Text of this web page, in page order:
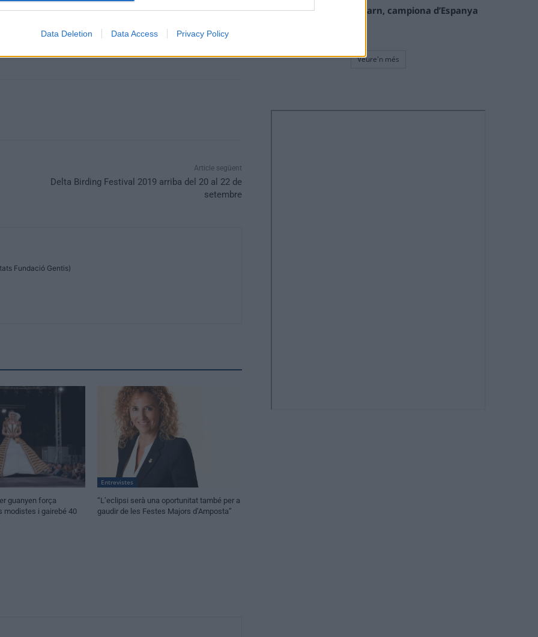
Data Deletion Data Access Privacy Policy
Article següent
Delta Birding Festival 2019 arriba del 20 al 22 de
setembre
Fundació Gentis)
guanyen força
modistes i gairebé 40
Entrevistes
“L’eclipsi serà una oportunitat també per a
gaudir de les Festes Majors d’Amposta”
La tortosina Cinta Talarn, campiona d’Espanya
Veure'n més